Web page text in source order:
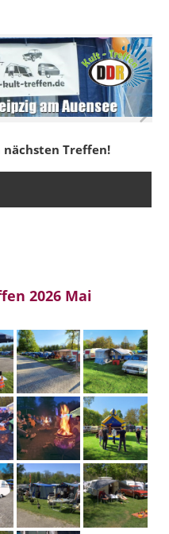
nächsten Treffen!
2026 Mai